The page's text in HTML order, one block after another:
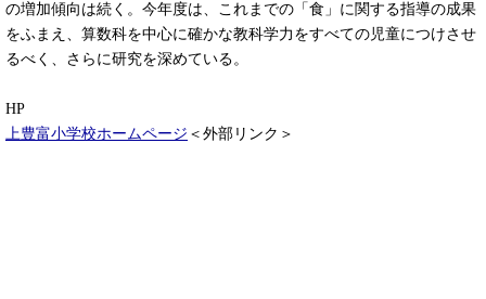
の増加傾向は続く。今年度は、これまでの「食」に関する指導の成果
をふまえ、算数科を中心に確かな教科学力をすべての児童につけさせ
るべく、さらに研究を深めている。
HP
上豊富小学校ホームページ ＜外部リンク＞